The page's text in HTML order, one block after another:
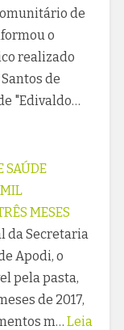
de
o
realizado
de
"Edivaldo…
SAÚDE
MESES
da Secretaria
Apodi, o
pela pasta,
de 2017,
m… Leia